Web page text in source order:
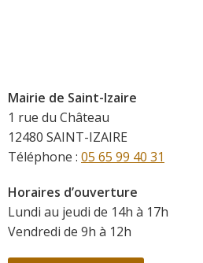
Mairie de Saint-Izaire
1 rue du Château
12480 SAINT-IZAIRE
Téléphone : 05 65 99 40 31
Horaires d’ouverture
Lundi au jeudi de 14h à 17h
Vendredi de 9h à 12h